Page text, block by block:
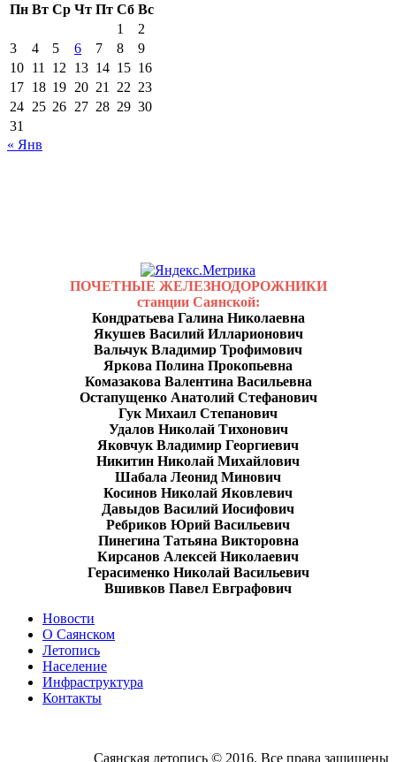
Пн Вт Ср Чт Пт Сб Вс
1
2
3
4 5 6 7 8
9
10 11 12 13 14 15 16
17 18 19 20 21 22 23
24 25 26 27 28 29 30
31
« Янв
ПОЧЕТНЫЕ ЖЕЛЕЗНОДОРОЖНИКИ
станции Саянской:
Кондратьева Галина Николаевна
Якушев Василий Илларионович
Вальчук Владимир Трофимович
Яркова Полина Прокопьевна
Комазакова Валентина Васильевна
Остапущенко Анатолий Стефанович
Гук Михаил Степанович
Удалов Николай Тихонович
Яковчук Владимир Георгиевич
Никитин Николай Михайлович
Шабала Леонид Минович
Косинов Николай Яковлевич
Давыдов Василий Иосифович
Ребриков Юрий Васильевич
Пинегина Татьяна Викторовна
Кирсанов Алексей Николаевич
Герасименко Николай Васильевич
Вшивков Павел Евграфович
Новости
О Саянском
Летопись
Население
Инфраструктура
Контакты
Саянская летопись © 2016. Все права защищены